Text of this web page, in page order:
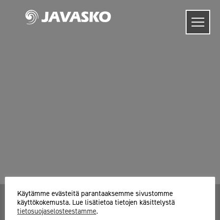
Javasko Oy
Käytämme evästeitä parantaaksemme sivustomme
käyttökokemusta. Lue lisätietoa tietojen käsittelystä
tietosuojaselosteestamme.